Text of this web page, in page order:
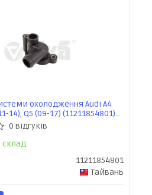
охолодження Audi A4
14), Q5 (09-17) (11211854801)
0 відгуків
склад
11211854801
Тайвань